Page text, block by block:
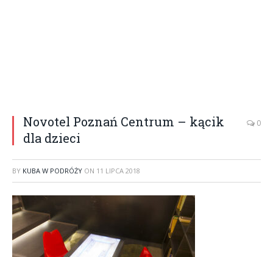
Novotel Poznań Centrum – kącik
dla dzieci
0
BY KUBA W PODRÓŻY ON 11 LIPCA 2018